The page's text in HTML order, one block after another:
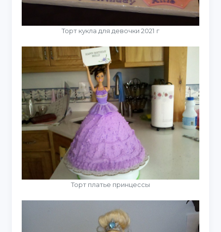
Торт кукла для девочки 2021 г
Торт платье принцессы